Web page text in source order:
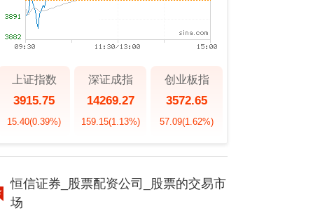
上证指数
3915.75
15.40(0.39%)
深证成指
14269.27
159.15(1.13%)
创业板指
3572.65
57.09(1.62%)
恒信证券_股票配资公司_股票的交易市
场